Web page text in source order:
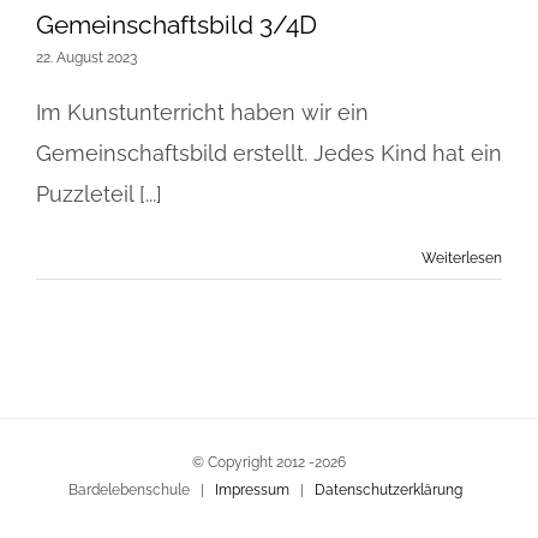
Gemeinschaftsbild 3/4D
22. August 2023
Im Kunstunterricht haben wir ein
Gemeinschaftsbild erstellt. Jedes Kind hat ein
Puzzleteil [...]
Weiterlesen
© Copyright 2012 -2026
Bardelebenschule | Impressum | Datenschutzerklärung